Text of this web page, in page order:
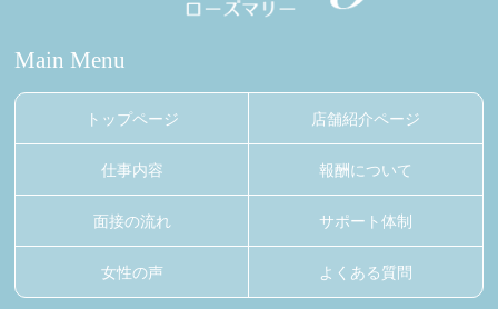
Main Menu
トップページ 店舗紹介ページ
仕事内容 報酬について
面接の流れ サポート体制
女性の声 よくある質問